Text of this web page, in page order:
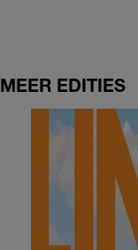
MEER EDITIES